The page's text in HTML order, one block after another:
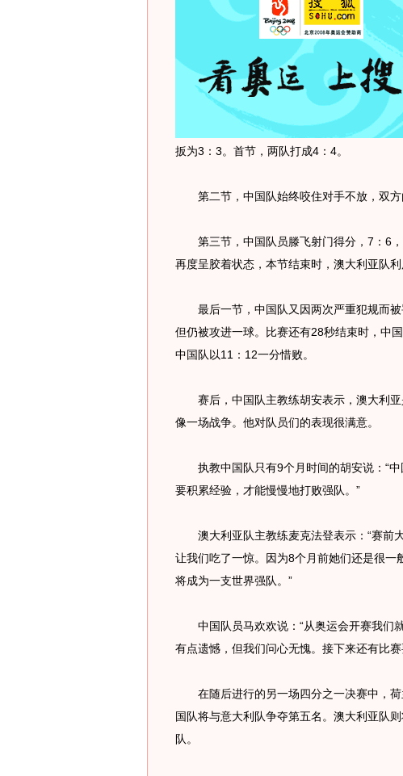
扳为3：3。首节，两队打成4：4。
第二节，中国队始终咬住对手不放，双方
第三节，中国队员滕飞射门得分，7：6，
再度呈胶着状态，本节结束时，澳大利亚队
最后一节，中国队又因两次严重犯规而被
但仍被攻进一球。比赛还有28秒结束时，中
中国队以11：12一分惜败。
赛后，中国队主教练胡安表示，澳大利亚
像一场战争。他对队员们的表现很满意。
执教中国队只有9个月时间的胡安说：“中
要积累经验，才能慢慢地打败强队。”
澳大利亚队主教练麦克法登表示：“赛前
让我们吃了一惊。因为8个月前她们还是很
将成为一支世界强队。”
中国队员马欢欢说：“从奥运会开赛我们
有点遗憾，但我们问心无愧。接下来还有比
在随后进行的另一场四分之一决赛中，荷
国队将与意大利队争夺第五名。澳大利亚队
队。